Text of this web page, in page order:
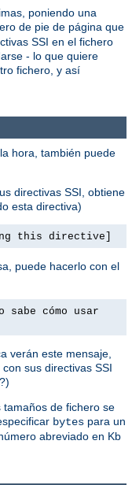
poniendo una
de pie de página que
SSI en el fichero
- lo que quiere
fichero, y así
hora, también puede
directivas SSI, obtiene
esta directiva)
this directive]
puede hacerlo con el
sabe cómo usar
verán este mensaje,
sus directivas SSI
de fichero se
bytes para un
abreviado en Kb